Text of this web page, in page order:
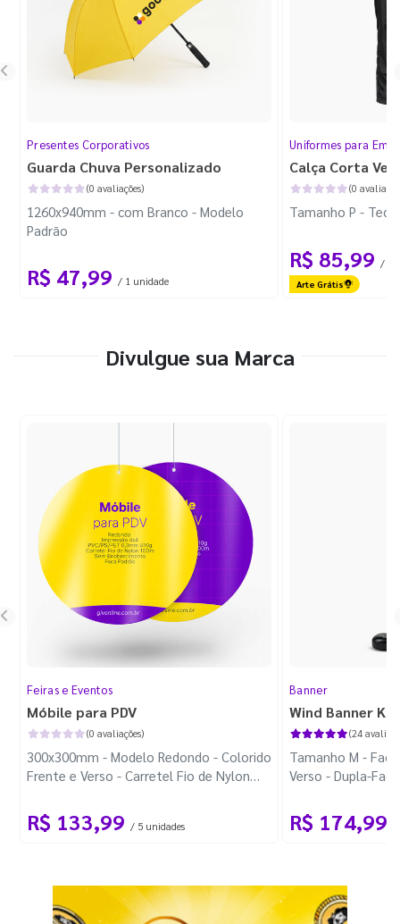
Presentes Corporativos
Guarda Chuva Personalizado
(0 avaliações)
1260x940mm - com Branco - Modelo
Padrão
R$ 47,99 / 1 unidade
Uniformes para
Calça Corta
(0
Tamanho P -
R$ 85,99 / 1
Arte Grátis
Divulgue sua Marca
Feiras e Eventos
Móbile para PDV
(0 avaliações)
300x300mm - Modelo Redondo - Colorido
Frente e Verso - Carretel Fio de Nylon
R$ 133,99 / 5 unidades
Banner
Wind Banner
(24
Tamanho M -
Verso - Dupla-
R$ 174,99